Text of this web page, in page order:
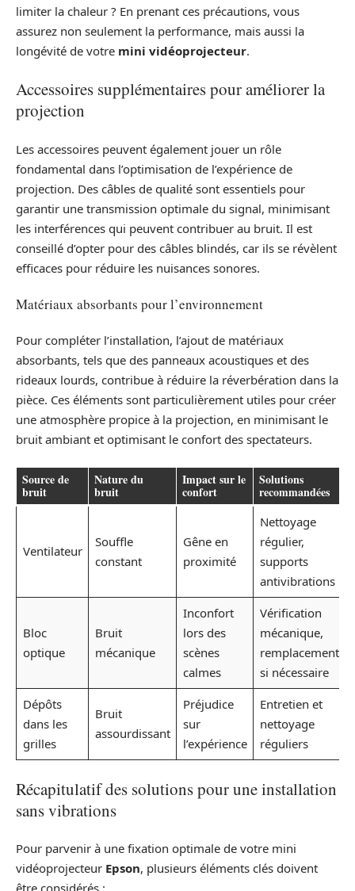
limiter la chaleur ? En prenant ces précautions, vous
assurez non seulement la performance, mais aussi la
longévité de votre mini vidéoprojecteur.
Accessoires supplémentaires pour améliorer la
projection
Les accessoires peuvent également jouer un rôle
fondamental dans l’optimisation de l’expérience de
projection. Des câbles de qualité sont essentiels pour
garantir une transmission optimale du signal, minimisant
les interférences qui peuvent contribuer au bruit. Il est
conseillé d’opter pour des câbles blindés, car ils se révèlent
efficaces pour réduire les nuisances sonores.
Matériaux absorbants pour l’environnement
Pour compléter l’installation, l’ajout de matériaux
absorbants, tels que des panneaux acoustiques et des
rideaux lourds, contribue à réduire la réverbération dans la
pièce. Ces éléments sont particulièrement utiles pour créer
une atmosphère propice à la projection, en minimisant le
bruit ambiant et optimisant le confort des spectateurs.
Source de
bruit
Nature du
bruit
Impact sur le
confort
Solutions
recommandées
Ventilateur
Souffle
constant
Gêne en
proximité
Nettoyage
régulier,
supports
antivibrations
Bloc
optique
Bruit
mécanique
Inconfort
lors des
scènes
calmes
Vérification
mécanique,
remplacement
si nécessaire
Dépôts
dans les
grilles
Bruit
assourdissant
Préjudice
sur
l’expérience
Entretien et
nettoyage
réguliers
Récapitulatif des solutions pour une installation
sans vibrations
Pour parvenir à une fixation optimale de votre mini
vidéoprojecteur Epson, plusieurs éléments clés doivent
être considérés :